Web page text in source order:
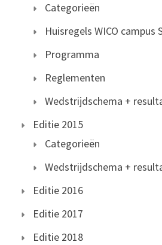
Categorieën
Huisregels WICO campus
Programma
Reglementen
Wedstrijdschema +
Editie 2015
Categorieën
Wedstrijdschema +
Editie 2016
Editie 2017
Editie 2018